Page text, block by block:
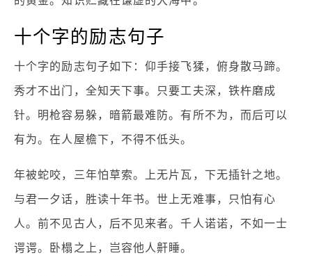
十个字的励志句子
十个字的励志句子如下：仰手接飞猱，俯身散马蹄。
秀才不出门，全知天下事。只要工夫深，铁杵磨成
针。明枪容易躲，暗箭最难防。有所不为，而后可以
有为。在人屋檐下，不得不低头。
年被蛇咬，三年怕草索。上无片瓦，下无插针之地。
与君一夕话，胜读十年书。世上无难事，只怕有心
人。前不见古人，后不见来者。千人诺诺，不如一士
谔谔。卧榻之上，岂容他人鼾睡。